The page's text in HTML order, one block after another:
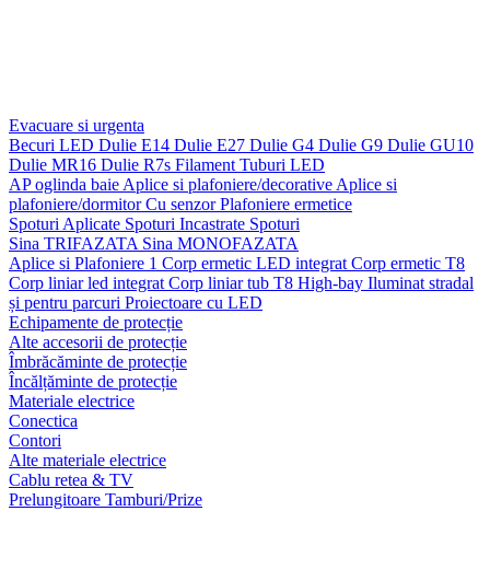
Evacuare si urgenta
Becuri LED Dulie E14 Dulie E27 Dulie G4 Dulie G9 Dulie GU10
Dulie MR16 Dulie R7s Filament Tuburi LED
AP oglinda baie Aplice si plafoniere/decorative Aplice si
plafoniere/dormitorCu senzorPlafoniere ermetice
Spoturi Aplicate Spoturi Incastrate Spoturi
Sina TRIFAZATA Sina MONOFAZATA
Aplice si Plafoniere 1 Corp ermetic LED integrat Corp ermetic T8
Corp liniar led integrat Corp liniar tub T8 High-bay Iluminat stradal
și pentru parcuri Proiectoare cu LED
Echipamente de protecție
Alte accesorii de protecție
Îmbrăcăminte de protecție
Încălțăminte de protecție
Materiale electrice
Conectica
Contori
Alte materiale electrice
Cablu retea & TV
Prelungitoare Tamburi/Prize